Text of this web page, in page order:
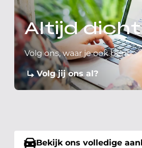
Altijd
Volg ons, waar je ook bent
Volg jij ons al?
Bekijk ons volledige